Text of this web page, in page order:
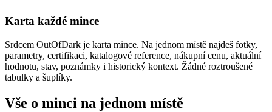
Karta každé mince
Srdcem OutOfDark je karta mince. Na jednom místě najdeš fotky,
parametry, certifikaci, katalogové reference, nákupní cenu, aktuální
hodnotu, stav, poznámky i historický kontext. Žádné roztroušené
tabulky a šuplíky.
Vše o minci na jednom místě